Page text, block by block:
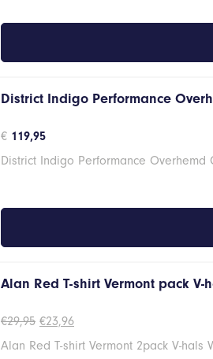
District Indigo Performance
€ 119,95
District Indigo Performance Overhemd
Alan Red T-shirt Vermont pack V-
€29,95 Oorspronkelijke
was:
€23,96Huidige
is:
Alan Red T-shirt Vermont 2pack V-hals